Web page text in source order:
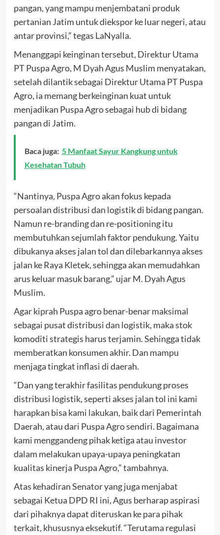
pangan, yang mampu menjembatani produk
pertanian Jatim untuk diekspor ke luar negeri, atau
antar provinsi,” tegas LaNyalla.
Menanggapi keinginan tersebut, Direktur Utama
PT Puspa Agro, M Dyah Agus Muslim menyatakan,
setelah dilantik sebagai Direktur Utama PT Puspa
Agro, ia memang berkeinginan kuat untuk
menjadikan Puspa Agro sebagai hub di bidang
pangan di Jatim.
Baca juga: 5 Manfaat Sayur Kangkung untuk
Kesehatan Tubuh
“Nantinya, Puspa Agro akan fokus kepada
persoalan distribusi dan logistik di bidang pangan.
Namun re-branding dan re-positioning itu
membutuhkan sejumlah faktor pendukung. Yaitu
dibukanya akses jalan tol dan dilebarkannya akses
jalan ke Raya Kletek, sehingga akan memudahkan
arus keluar masuk barang,” ujar M. Dyah Agus
Muslim.
Agar kiprah Puspa agro benar-benar maksimal
sebagai pusat distribusi dan logistik, maka stok
komoditi strategis harus terjamin. Sehingga tidak
memberatkan konsumen akhir. Dan mampu
menjaga tingkat inflasi di daerah.
“Dan yang terakhir fasilitas pendukung proses
distribusi logistik, seperti akses jalan tol ini kami
harapkan bisa kami lakukan, baik dari Pemerintah
Daerah, atau dari Puspa Agro sendiri. Bagaimana
kami menggandeng pihak ketiga atau investor
dalam melakukan upaya-upaya peningkatan
kualitas kinerja Puspa Agro,” tambahnya.
Atas kehadiran Senator yang juga menjabat
sebagai Ketua DPD RI ini, Agus berharap aspirasi
dari pihaknya dapat diteruskan ke para pihak
terkait, khususnya eksekutif. “Terutama regulasi